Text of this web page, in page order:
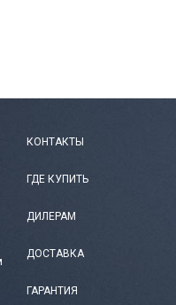
КОНТАКТЫ
ГДЕ КУПИТЬ
ДИЛЕРАМ
ДОСТАВКА
ГАРАНТИЯ